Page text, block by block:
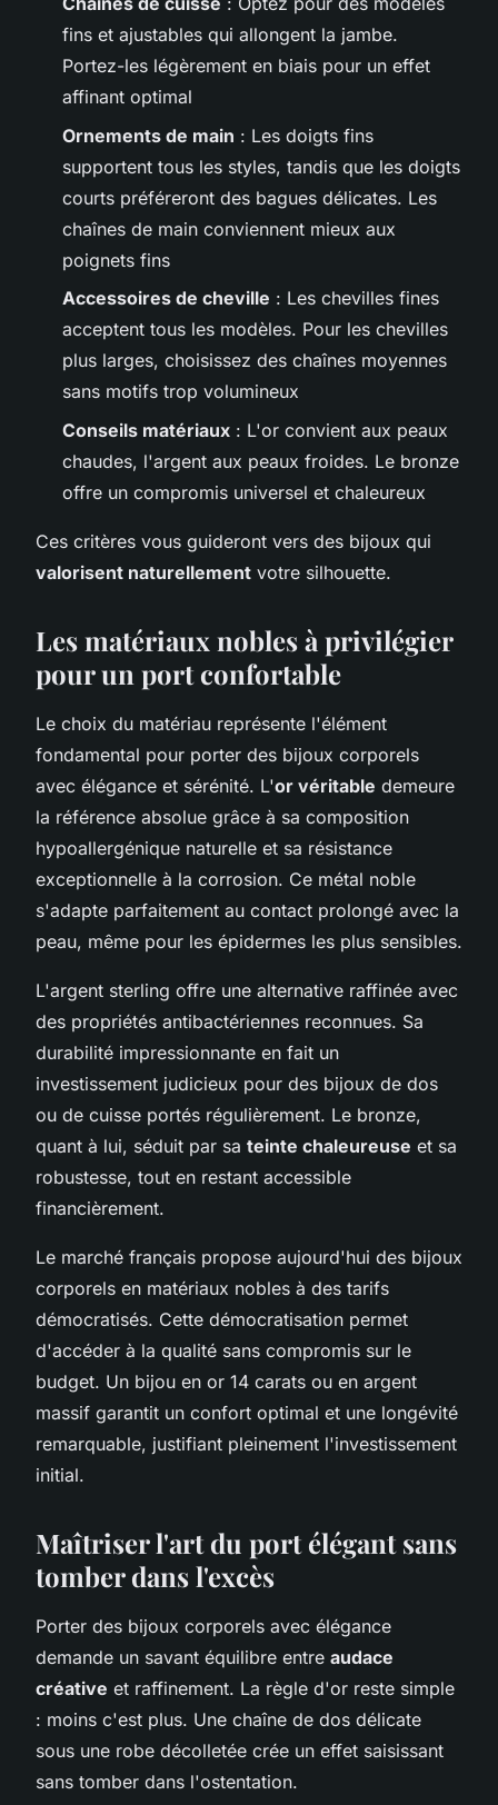
fins et ajustables qui allongent la jambe.
Portez-les légèrement en biais pour un effet
affinant optimal
Ornements de main : Les doigts fins
supportent tous les styles, tandis que les doigts
courts préféreront des bagues délicates. Les
chaînes de main conviennent mieux aux
poignets fins
Accessoires de cheville : Les chevilles fines
acceptent tous les modèles. Pour les chevilles
plus larges, choisissez des chaînes moyennes
sans motifs trop volumineux
Conseils matériaux : L'or convient aux peaux
chaudes, l'argent aux peaux froides. Le bronze
offre un compromis universel et chaleureux
Ces critères vous guideront vers des bijoux qui
valorisent naturellement votre silhouette.
Les matériaux nobles à privilégier
pour un port confortable
Le choix du matériau représente l'élément
fondamental pour porter des bijoux corporels
avec élégance et sérénité. L'or véritable demeure
la référence absolue grâce à sa composition
hypoallergénique naturelle et sa résistance
exceptionnelle à la corrosion. Ce métal noble
s'adapte parfaitement au contact prolongé avec la
peau, même pour les épidermes les plus sensibles.
L'argent sterling offre une alternative raffinée avec
des propriétés antibactériennes reconnues. Sa
durabilité impressionnante en fait un
investissement judicieux pour des bijoux de dos
ou de cuisse portés régulièrement. Le bronze,
quant à lui, séduit par sa teinte chaleureuse et sa
robustesse, tout en restant accessible
financièrement.
Le marché français propose aujourd'hui des bijoux
corporels en matériaux nobles à des tarifs
démocratisés. Cette démocratisation permet
d'accéder à la qualité sans compromis sur le
budget. Un bijou en or 14 carats ou en argent
massif garantit un confort optimal et une longévité
remarquable, justifiant pleinement l'investissement
initial.
Maîtriser l'art du port élégant sans
tomber dans l'excès
Porter des bijoux corporels avec élégance
demande un savant équilibre entre audace
créative et raffinement. La règle d'or reste simple
: moins c'est plus. Une chaîne de dos délicate
sous une robe décolletée crée un effet saisissant
sans tomber dans l'ostentation.